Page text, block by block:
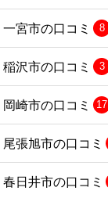
一宮市の口コミ 8
稲沢市の口コミ 3
岡崎市の口コミ 17
尾張旭市の口コミ
春日井市の口コミ